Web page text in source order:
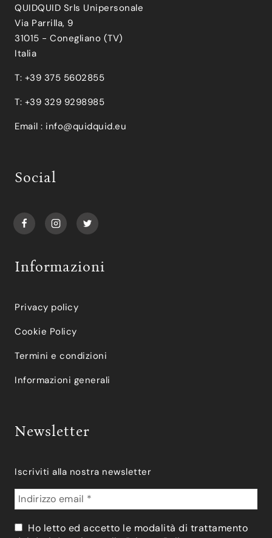
QUIDQUID Srls Unipersonale
Via Parrilla, 9
31015 - Conegliano (TV)
Italia
T: +39 375 5602855
T: +39 329 9298985
Email : info@quidquid.eu
Social
Informazioni
Privacy policy
Cookie Policy
Termini e condizioni
Informazioni generali
Newsletter
Iscriviti alla nostra newsletter
Ho letto ed accetto le modalità di trattamento